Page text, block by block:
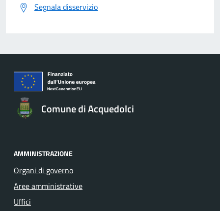
Segnala disservizio
Comune di Acquedolci
AMMINISTRAZIONE
Organi di governo
Aree amministrative
Uffici